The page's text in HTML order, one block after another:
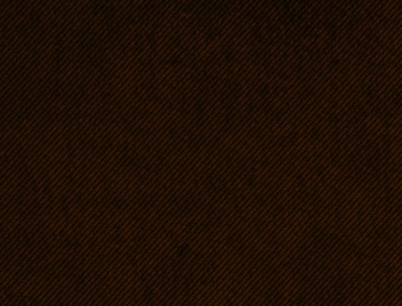
HD: 0/0, ED:0/0,
zgryz
wys.
psychika: spokojna,
bez cienia agresji,